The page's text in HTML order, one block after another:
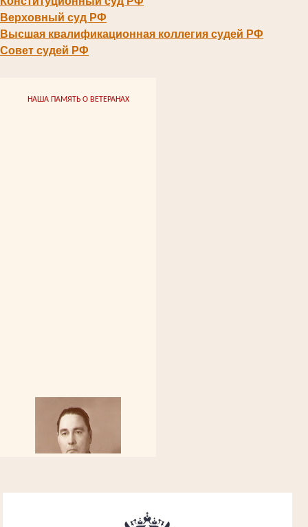
Верховный суд РФ
Высшая квалификационная коллегия судей РФ
Совет судей РФ
НАША ПАМЯТЬ О ВЕТЕРАНАХ